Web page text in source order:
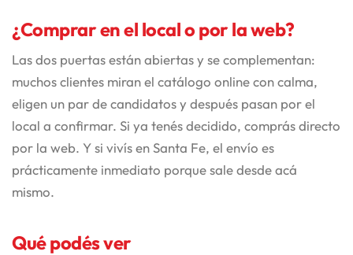
¿Comprar en el local o por la web?
Las dos puertas están abiertas y se complementan:
muchos clientes miran el catálogo online con calma,
eligen un par de candidatos y después pasan por el
local a confirmar. Si ya tenés decidido, comprás directo
por la web. Y si vivís en Santa Fe, el envío es
prácticamente inmediato porque sale desde acá
mismo.
Qué podés ver